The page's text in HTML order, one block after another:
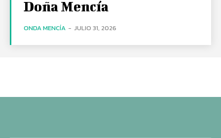
Doña Mencía
ONDA MENCÍA - JULIO 31, 2026